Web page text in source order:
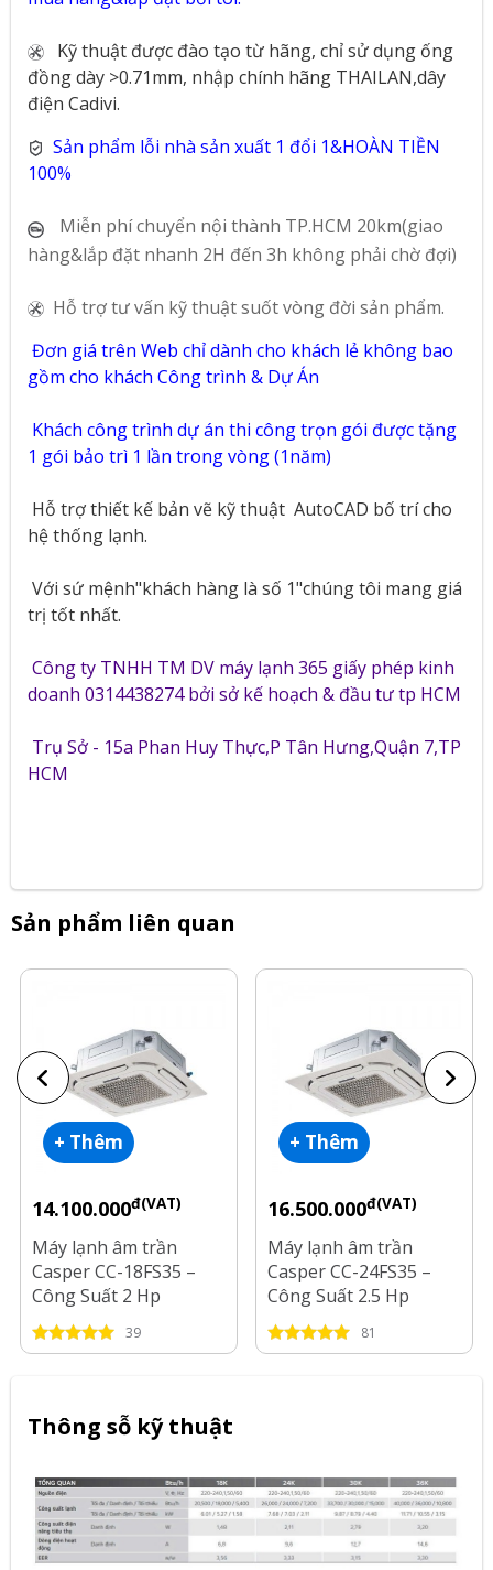
Kỹ thuật được đào tạo từ hãng, chỉ sử dụng ống
đồng dày >0.71mm, nhập chính hãng THAILAN,dây
điện Cadivi.
Sản phẩm lỗi nhà sản xuất 1 đổi 1&HOÀN TIỀN
100%
Miễn phí chuyển nội thành TP.HCM 20km(giao
hàng&lắp đặt nhanh 2H đến 3h không phải chờ đợi)
Hỗ trợ tư vấn kỹ thuật suốt vòng đời sản phẩm.
Đơn giá trên Web chỉ dành cho khách lẻ không bao
gồm cho khách Công trình & Dự Án
Khách công trình dự án thi công trọn gói được tặng
1 gói bảo trì 1 lần trong vòng (1năm)
Hỗ trợ thiết kế bản vẽ kỹ thuật AutoCAD bố trí cho
hệ thống lạnh.
Với sứ mệnh"khách hàng là số 1"chúng tôi mang giá
trị tốt nhất.
Công ty TNHH TM DV máy lạnh 365 giấy phép kinh
doanh 0314438274 bởi sở kế hoạch & đầu tư tp HCM
Trụ Sở - 15a Phan Huy Thực,P Tân Hưng,Quận 7,TP
HCM
Sản phẩm liên quan
+ Thêm
14.100.000đ(VAT)
Máy lạnh âm trần
Casper CC-18FS35 –
Công Suất 2 Hp
39
+ Thêm
16.500.000đ(VAT)
Máy lạnh âm trần
Casper CC-24FS35 –
Công Suất 2.5 Hp
81
Thông sỗ kỹ thuật